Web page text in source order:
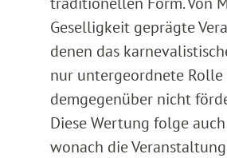
Geselligkeit geprägte
denen das
nur untergeordnete Rolle
demgegenüber nicht
Diese Wertung folge auch
wonach die